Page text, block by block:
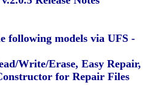
- Added support for the following models via UFS:
Write/Erase, Easy Repair,
for Repair Files